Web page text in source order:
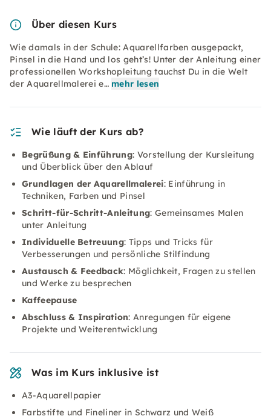
Über diesen Kurs
Wie damals in der Schule: Aquarellfarben ausgepackt,
Pinsel in die Hand und los geht’s! Unter der Anleitung einer
professionellen Workshopleitung tauchst Du in die Welt
der Aquarellmalerei e… mehr lesen
Wie läuft der Kurs ab?
Begrüßung & Einführung: Vorstellung der Kursleitung
und Überblick über den Ablauf
Grundlagen der Aquarellmalerei: Einführung in
Techniken, Farben und Pinsel
Schritt-für-Schritt-Anleitung: Gemeinsames Malen
unter Anleitung
Individuelle Betreuung: Tipps und Tricks für
Verbesserungen und persönliche Stilfindung
Austausch & Feedback: Möglichkeit, Fragen zu stellen
und Werke zu besprechen
Kaffeepause
Abschluss & Inspiration: Anregungen für eigene
Projekte und Weiterentwicklung
Was im Kurs inklusive ist
A3-Aquarellpapier
Farbstifte und Fineliner in Schwarz und Weiß